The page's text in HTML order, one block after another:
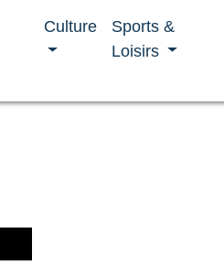
Culture
Sports &
Loisirs